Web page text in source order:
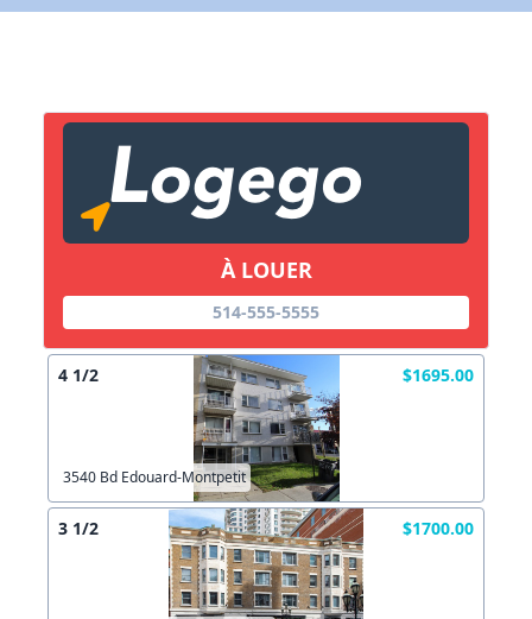
À LOUER
514-555-5555
4 1/2 $1695.00
3540 Bd Edouard-Montpetit
3 1/2 $1700.00
Lien vers inscription (sera inclus dans courriel)
Copier lien
X Fermer
X Fermer